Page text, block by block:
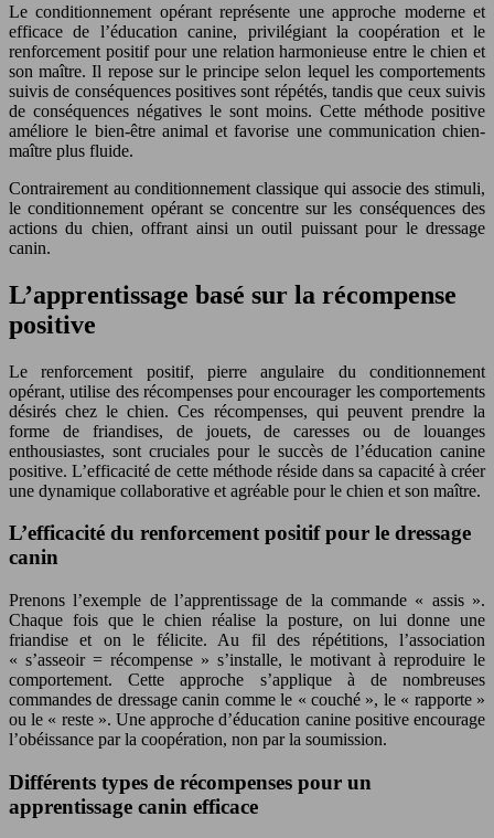
Le conditionnement opérant représente une approche moderne et
efficace de l’éducation canine, privilégiant la coopération et le
renforcement positif pour une relation harmonieuse entre le chien et
son maître. Il repose sur le principe selon lequel les comportements
suivis de conséquences positives sont répétés, tandis que ceux suivis
de conséquences négatives le sont moins. Cette méthode positive
améliore le bien-être animal et favorise une communication chien-
maître plus fluide.
Contrairement au conditionnement classique qui associe des stimuli,
le conditionnement opérant se concentre sur les conséquences des
actions du chien, offrant ainsi un outil puissant pour le dressage
canin.
L’apprentissage basé sur la récompense
positive
Le renforcement positif, pierre angulaire du conditionnement
opérant, utilise des récompenses pour encourager les comportements
désirés chez le chien. Ces récompenses, qui peuvent prendre la
forme de friandises, de jouets, de caresses ou de louanges
enthousiastes, sont cruciales pour le succès de l’éducation canine
positive. L’efficacité de cette méthode réside dans sa capacité à créer
une dynamique collaborative et agréable pour le chien et son maître.
L’efficacité du renforcement positif pour le dressage
canin
Prenons l’exemple de l’apprentissage de la commande « assis ».
Chaque fois que le chien réalise la posture, on lui donne une
friandise et on le félicite. Au fil des répétitions, l’association
« s’asseoir = récompense » s’installe, le motivant à reproduire le
comportement. Cette approche s’applique à de nombreuses
commandes de dressage canin comme le « couché », le « rapporte »
ou le « reste ». Une approche d’éducation canine positive encourage
l’obéissance par la coopération, non par la soumission.
Différents types de récompenses pour un
apprentissage canin efficace